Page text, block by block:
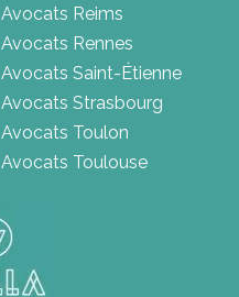
Avocats Reims
Avocats Rennes
Avocats Saint-Étienne
Avocats Strasbourg
Avocats Toulon
Avocats Toulouse